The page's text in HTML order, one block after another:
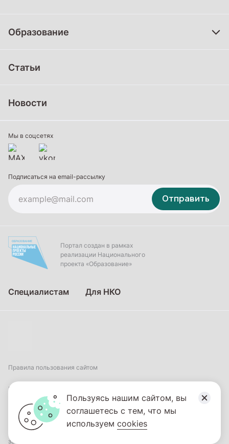
Образование
Дополнительное образование
Статьи
Новости
Мы в соцсетях
Подписаться на email-рассылку
Отправить
Портал создан в рамках
реализации Национального
проекта «Образование»
Специалистам Для НКО
Правила пользования сайтом
Пользовательское соглашение
Политика обработки персональных данных
© ФГБНУ «Институт коррекционной педагогики». Все права
защищены.
Пользуясь нашим сайтом, вы
соглашетесь с тем, что мы
используем cookies